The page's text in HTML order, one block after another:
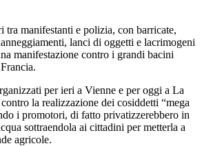
tra manifestanti e polizia, con barricate,
lanci di oggetti e lacrimogeni
manifestazione contro i grandi bacini
per ieri a Vienne e per oggi a La
la realizzazione dei cosiddetti “mega
i promotori, di fatto privatizzerebbero in
sottraendola ai cittadini per metterla a
agricole.